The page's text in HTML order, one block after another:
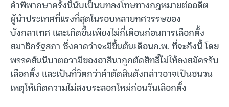
คำพิพากษาครั้งนี้นับเป็นบทลงโทษทางกฎหมายต่ออดีต
ผู้นำประเทศที่แรงที่สุดในรอบหลายทศวรรษของ
บังกลาเทศ และเกิดขึ้นเพียงไม่กี่เดือนก่อนการเลือกตั้ง
สมาชิกรัฐสภา ซึ่งคาดว่าจะมีขึ้นต้นเดือนก.พ. ที่จะถึงนี้ โดย
พรรคสันนิบาตอวามีของฮาสินาถูกตัดสิทธิ์ไม่ให้ลงสมัครรับ
เลือกตั้ง และเป็นที่วิตกว่าคำตัดสินดังกล่าวอาจเป็นชนวน
เหตุให้เกิดความไม่สงบระลอกใหม่ก่อนวันเลือกตั้ง